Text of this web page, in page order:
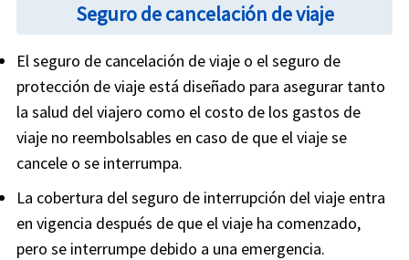
Seguro de cancelación de viaje
El seguro de cancelación de viaje o el seguro de
protección de viaje está diseñado para asegurar tanto
la salud del viajero como el costo de los gastos de
viaje no reembolsables en caso de que el viaje se
cancele o se interrumpa.
La cobertura del seguro de interrupción del viaje entra
en vigencia después de que el viaje ha comenzado,
pero se interrumpe debido a una emergencia.